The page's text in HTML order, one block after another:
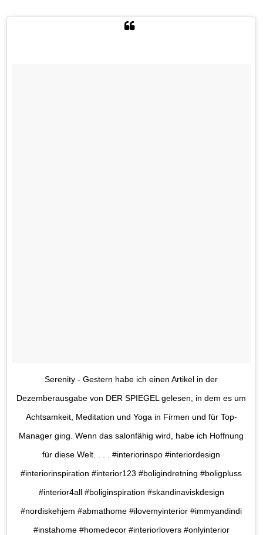
Serenity - Gestern habe ich einen Artikel in der
Dezemberausgabe von DER SPIEGEL gelesen, in dem es um
Achtsamkeit, Meditation und Yoga in Firmen und für Top-
Manager ging. Wenn das salonfähig wird, habe ich Hoffnung
für diese Welt. . . . #interiorinspo #interiordesign
#interiorinspiration #interior123 #boligindretning #boligpluss
#interior4all #boliginspiration #skandinaviskdesign
#nordiskehjem #abmathome #ilovemyinterior #immyandindi
#instahome #homedecor #interiorlovers #onlyinterior